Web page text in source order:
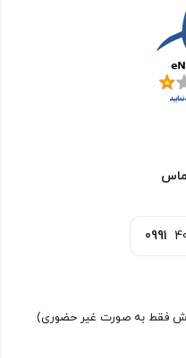
0991
فقط به صورت غیر حضوری)